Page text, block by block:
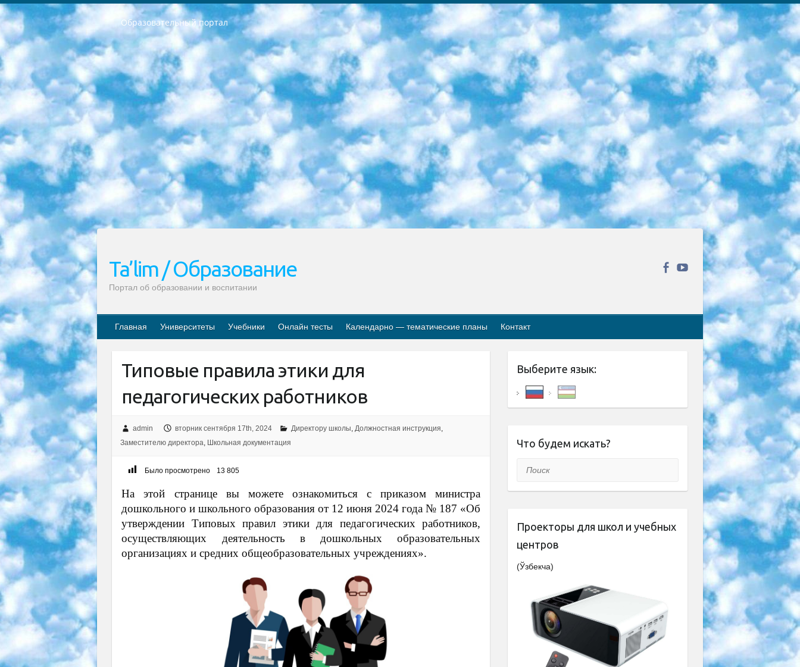
Образовательный портал
РЕСПУБЛИКА УЗБЕКИСТАН МИНИСТРЕРСТВО ДОШКОЛЬНОГО И ШКОЛЬНОГО ОБРАЗОВАНИЯ КОМАНДА в общеобразовательных учреждениях в 2023-2024 учебном году организация и проведение итоговой государственной аттестации обучающихся о Министра дошкольного и школьного образования Республики Узбекистан от 4 марта 2008 года (постановлением Минюста от 20 марта 2008 года № 1778 государственной регистрации) «Итоговое состояние учащихся общего среднего образования на основании положения об утверждении положения об аттестации общего среднего образования выпускной экзамен студентов в образовательных учреждениях в 2023-2024 учебном году В целях организации и прохождения аттестации приказываю: 1. Следующее: перечень предметов, по которым будет проводиться итоговая государственная аттестация и экзамен формы перевода согласно приложению 1; сертификаты международного образца, оценивающие уровень владения иностранными языками перечень согласно приложению 2; 2. Педагогический при специализированных образовательных учреждениях. научно-практический центр квалификации и международной оценки (Д.Давидова) 2024 г. До 25 марта: задания по предметам, по которым будет проводиться итоговая аттестация разработка и утверждение технических условий; итоговая аттестация на основании разработанного предметного задания разработка вопросов по предметам (устно и письменно), экзамен передача; общеобразовательные средние школы и специальные учебные заведения учащиеся выпускных классов школ и интернатов в агентской системе подготовка базы данных экзаменационных материалов и критериев оценки; перевод базы экзаменационных материалов на все языки обучения подать в Республиканский образовательный центр для изготовления; варианты экзаменов на основе разработанных контрольных материалов пусть будут поставлены задачи формирования. 3. Республиканский образовательный центр (Ш.Худайкулов) до 5 апреля 2024 года. до: база данных предоставленных экзаменационных материалов на все языки обучения перевод и экспертиза; для слепых, слабовидящих, глухих, слабослышащих и умственно отсталых детей учащиеся выпускных классов специализированных школ и школ-интернатов база данных экзаменационных материалов на всех преподаваемых языках подготовка критериев оценки; специализированные школы для умственно отсталых детей и технологии для учащихся выпускных классов школ-интернатов разработка соответствующих рекомендаций и критериев проведения ЕГЭ по естествознанию давать задания. 4. Педагогический при специализированных образовательных учреждениях. Научно-практический центр навыков и международной оценки (Д.Давидова), Республика образовательный центр (Худайкулов Ш.) итоговый государственный аттестационный экзамен ориентирован на творческое и логическое мышление при подготовке базы материалов учитывать введение заданий. 5. Следует отметить, что: сертификат государственного образца о знании общеобразовательного предмета и как минимум национальный уровень B1 по предметам на иностранных языках, указанным в Приложении 2. или международно признанный сертификат эквивалентного уровня студенты, изучающие определенный предмет, освобождаются от экзамена; по соответствующим предметам запланирована итоговая государственная аттестация за день до дня, путем жеребьевки Рабочей группой (в письменной форме по предметам, проводимым в форме) из числа сформированных вариантов выбрано 2 варианта; 2 выбранных варианта экзамена анонсированы на официальном сайте министерства и все выпускники по всей стране на основе этих вариантов проводит итоговую государственную аттестацию. 6. Государственное образование учащихся средних общеобразовательных учреждений. знания в соответствии с квалификационными требованиями, которые необходимо приобрести на основании стандартов итоговый (выпускной) контроль для 9 и 11 классов в целях тестирования Экзамены (далее – экзамены) состоят из предметов, перечисленных в приложении 1. будет сделано. 7. Экзамены пройдут с 26 мая по 15 июня 2024 г. (кроме науки физического воспитания). 8. Физическая для учащихся 9 классов общесредних образовательных учреждений. Экзамены по предмету «Образование, квалификация медицина» 1-6 мая 2024 года. сотрудники перевести под присмотр (с отклонениями в физическом или умственном развитии) специализированная школа для детей, школы-интернаты и со сколиозом школы-интернаты санаторного типа для больных детей исключены). 9. Он был слепым, слабовидящим и имел нарушения опорно-двигательного аппарата. экзамены в специализированных школах и интернатах для детей должны проводиться исходя из требований, предъявляемых к общеобразовательным учреждениям (физкультура кроме науки). 10. Специализированная школа для глухих и слабослышащих детей. и экзамены в интернатах и быть реализован в виде письменного теста по математике. 11. Специальность для умственно отсталых детей. Для 9 класса Родной язык и литературное письмо Государственный язык (язык обучения – узбекский). для неклассов) написано Математическое письмо Письменная/устная история Узбекистана Физическое воспитание практично Итоговый контроль Для 11 класса Написание родного языка и литературы (эссе) Математическое письмо Узбекский язык (обучение на узбекском языке) не посещающее общее среднее образование для учреждений)/Образовательное учреждение выбор письменный и устный Иностранный язык письменный/устный Письменная/устная история Узбекистана *По выбору студента:  Химия  Физика  Основы государственного права  География 10 бесплатных образовательных ресурсов - Мы составили подборку онлайн-проектов с интерактивными упражнениями, видеолекциями и статьями. Они помогут вам обрести новые и освежить старые знания бесплатно. 1. «ИНТУИТ» Старейшая образовательная площадка Рунета. Здесь вы найдёте сотни текстовых и видеокурсов на десятки различных тем — от программирования до психологии. Многие курсы подготовлены российскими университетами и крупными международными компаниями вроде Intel и Microsoft. Самостоятельное обучение бесплатное, но желающие могут оплатить услуги персональных наставников. 2. «Смартия» знакомит с актуальными профессиями и подсказывает, как им обучаться. Выбрав заинтересовавшую вас специальность — SMM-специалист, фотограф, веб-дизайнер или другую, — увидите список необходимых для неё умений. Чтобы вы могли освоить их самостоятельно, для каждого умения площадка отображает подборку ссылок на учебные материалы. Хотя «Смартия» ориентируется на русскоязычную аудиторию, часть контента всё же доступна только на английском. 3. «Лекторий Физтеха» Проект Московского физико-технического института (Физтеха). С его помощью вы можете смотреть онлайн серии лекций, записанные на видео в этом вузе. В числе доступных предметов — физика, биология, химия, информационные технологии и другие. К некоторым лекциям администрация ресурса прилагает готовые конспекты, которые можно скачивать в PDF-формате. 4. ITMOcourses Онлайн-площадка Санкт-Петербургского национального исследовательского университета информационных технологий, механики и оптики (ИТМО). Ресурс предоставляет свободный доступ к курсам, разработанным в этом вузе. Каталог материалов разбит на четыре категории: «Оптические системы и технологии», «Приборостроение и робототехника», «Информационные технологии» и «Биотехнологии». Курсы состоят из видеолекций, интерактивных демонстраций и заданий. 5. «КиберЛенинка» Электронная научная библиотека открытого доступа. Каталог площадки регулярно обрастает текстами статей из различных научных изданий. Сгруппированные по журналам и рубрикам публикации можно читать онлайн или скачивать целиком в PDF-формате. Проект нацелен на популяризацию науки за счёт открытого доступа к качественной информации. 6. «ПостНаука» На этом ресурсе публикуют подборки видеолекций, составленные экспертами из разных отраслей и объединённые общими темами. Среди них, к примеру, есть серии «Биоинформатика и геномика», «Культура средневековой Скандинавии» и Cinema Studies о теории кино. Каждая подборка лекций — логически связанная история, рассказанная экспертом от первого лица. Кроме того, на сайте появляются научно-образовательные статьи и тесты на разные темы. 7. «Newочём» Команда проекта «Newочём» отбирает самые интересные тексты из англоязычных СМИ и переводит те из них, за которые голосуют участники сообщества «ВКонтакте». По большей части это научно-популярные статьи. Редакторы придумывают лишь заголовки, в остальном содержание переводов соответствует оригиналам. Полные тексты можно читать прямо в социальной сети. 8. InternetUrok Онлайн-база материалов по основным дисциплинам школьной программы. Информация на сайте структурирована по классам, предметам и темам (урокам). Каждый урок состоит из видеолекций и конспектов. Есть также интерактивные тренажёры и тесты для закрепления пройденного материала. Даже если вы давно окончили школу, возможность повторить программу старших классов всегда может пригодиться. 9. Edutainme Ещё один ресурс об образовании. В отличие от Newtonew, как мне кажется, Edutainme больше ориентируется на представителей индустрии: педагогов, предпринимателей, разработчиков образовательных проектов. Но и любой, кто просто стремится к саморазвитию, найдёт на сайте много полезного и интересного для себя. Например, информацию о новых курсах и образовательных сервисах. 10. Newtonew Онлайн-медиа об образовании и обучении в широком смысле. Авторы Newtonew пишут об инструментах, заведениях, тактиках и стратегиях, которые помогают учить других и получать новые знания самостоятельно. На этой площадке вы найдёте новости, обзоры, аналитические мат
Ta’lim / Образование
Портал об образовании и воспитании
Главная Университеты Учебники Онлайн тесты Календарно — тематические планы Контакт
Типовые правила этики для
педагогических работников
admin вторник сентября 17th, 2024 Директору школы, Должностная инструкция,
Заместителю директора, Школьная документация
Было просмотрено 13 805
На этой странице вы можете ознакомиться с приказом министра
дошкольного и школьного образования от 12 июня 2024 года № 187 «Об
утверждении Типовых правил этики для педагогических работников,
осуществляющих деятельность в дошкольных образовательных
организациях и средних общеобразовательных учреждениях».
Выберите язык:
Что будем искать?
Поиск
Проекторы для школ и учебных
центров
(Ўзбекча)